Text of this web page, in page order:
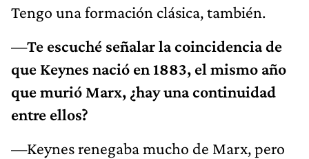
Tengo una formación clásica, también.
—Te escuché señalar la coincidencia de
que Keynes nació en 1883, el mismo año
que murió Marx, ¿hay una continuidad
entre ellos?
—Keynes renegaba mucho de Marx, pero